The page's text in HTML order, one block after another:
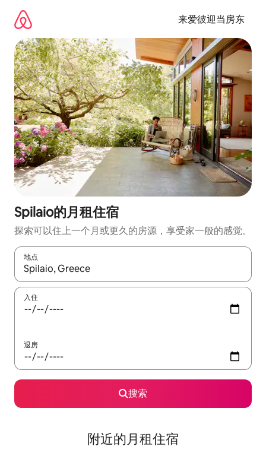
来爱彼迎当房东
Spilaio的月租住宿
探索可以住上一个月或更久的房源，享受家一般的感觉。
地点
如有搜索结果，请使用上下方向键查看，或通过点击或滑动手势
入住
退房
搜索
附近的月租住宿